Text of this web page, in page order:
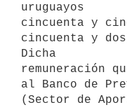
uruguayos
cincuenta y
cincuenta y
Dicha
remuneración
al Banco de